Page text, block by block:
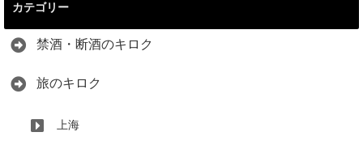
カテゴリー
禁酒・断酒のキロク
旅のキロク
上海